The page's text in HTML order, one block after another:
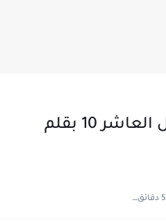
قصة بسمة الفصل العاشر 10 بقلم
5 دقائق للقراءة